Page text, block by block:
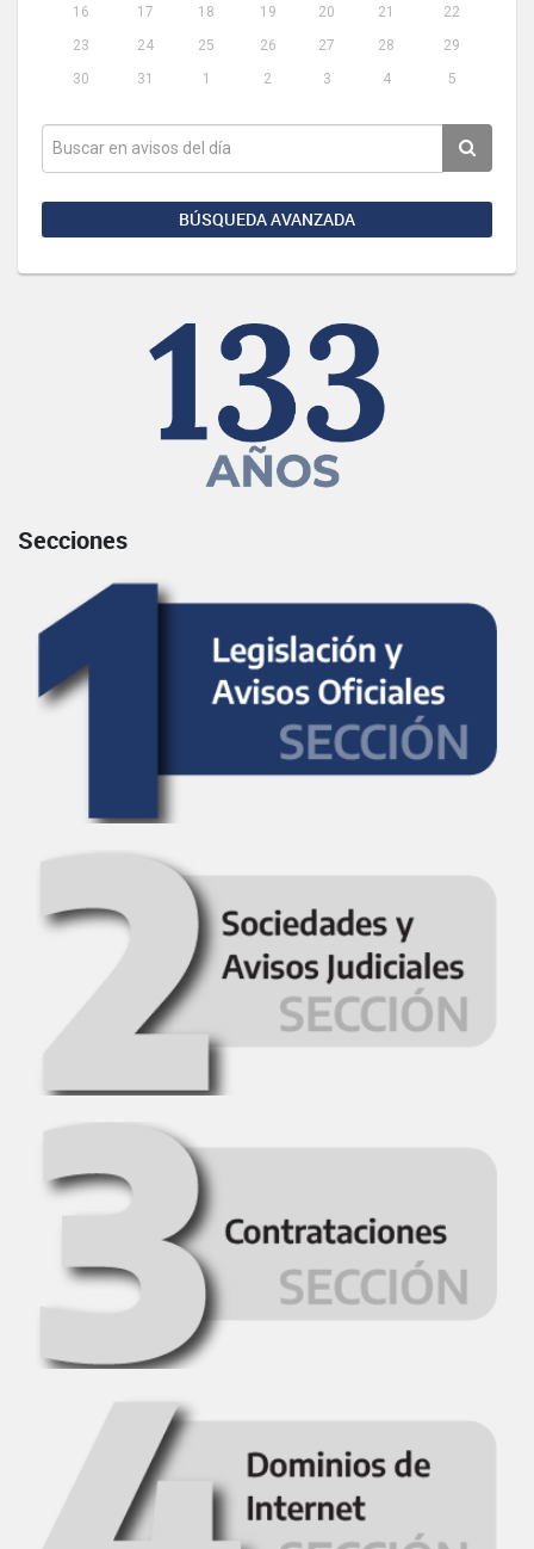
16
17 18 19 20 21
22
23
24 25 26 27 28
29
30
31 1 2 3 4 5
BÚSQUEDA AVANZADA
Secciones